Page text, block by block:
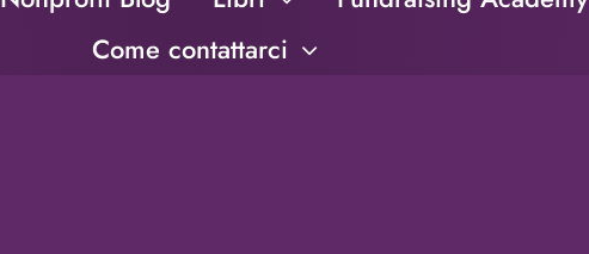
Come contattarci